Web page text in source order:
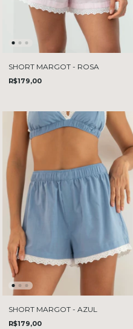
SHORT MARGOT - ROSA
R$179,00
SHORT MARGOT - AZUL
R$179,00